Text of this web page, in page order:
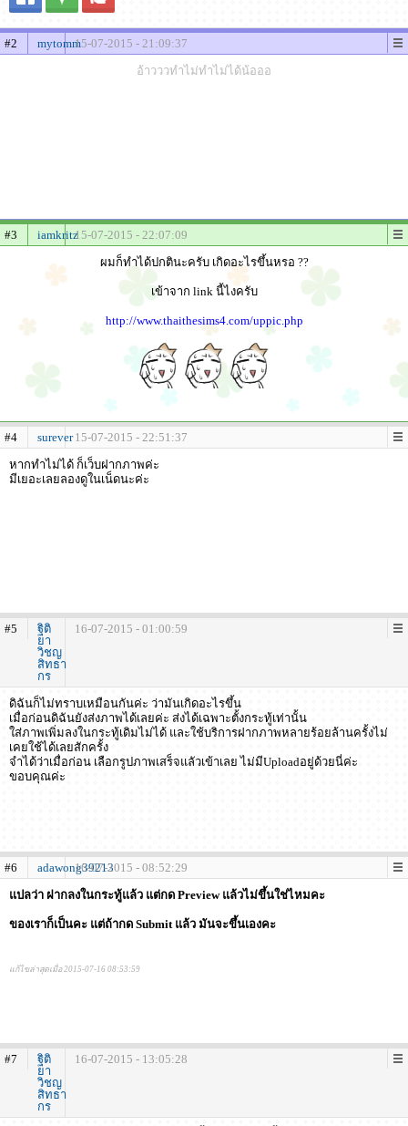
#2 mytomm15-07-2015 - 21:09:37
อ้าวววทำไม่ทำไม่ได้น้อออ
#3 iamkritz15-07-2015 - 22:07:09
ผมก็ทำได้ปกตินะครับ เกิดอะไรขึ้นหรอ ??
เข้าจาก link นี้ไงครับ
http://www.thaithesims4.com/uppic.php
#4 surever 15-07-2015 - 22:51:37
หากทำไม่ได้ ก็เว็บฝากภาพค่ะ
มีเยอะเลยลองดูในเน็ดนะค่ะ
#5
ฐิติ
ยา
วิชญ
สิทธา
กร
16-07-2015 - 01:00:59
ดิฉันก็ไม่ทราบเหมือนกันค่ะ ว่ามันเกิดอะไรขึ้น
เมื่อก่อนดิฉันยังส่งภาพได้เลยค่ะ ส่งได้เฉพาะตั้งกระทู้เท่านั้น
ใส่ภาพเพิ่มลงในกระทู้เดิมไม่ได้ และใช้บริการฝากภาพหลายร้อยล้านครั้งไม่
เคยใช้ได้เลยสักครั้ง
จำได้ว่าเมื่อก่อน เลือกรูปภาพเสร็จแลัวเข้าเลย ไม่มีUploadอยู่ด้วยนี่ค่ะ
ขอบคุณค่ะ
#6 adawong3921316-07-2015 - 08:52:29
แปลว่า ฝากลงในกระทู้แล้ว แต่กด Preview แล้วไม่ขึ้นใช่ไหมคะ
ของเราก็เป็นคะ แต่ถ้ากด Submit แล้ว มันจะขึ้นเองคะ
แก้ไขล่าสุดเมื่อ 2015-07-16 08:53:59
#7
ฐิติ
ยา
วิชญ
สิทธา
กร
16-07-2015 - 13:05:28